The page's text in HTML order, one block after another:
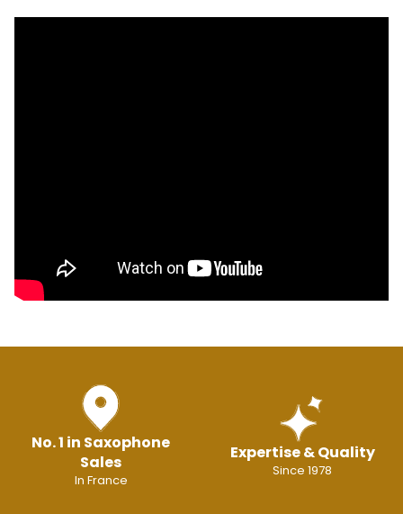
No. 1 in Saxophone
Sales
In France
Expertise & Quality
Since 1978